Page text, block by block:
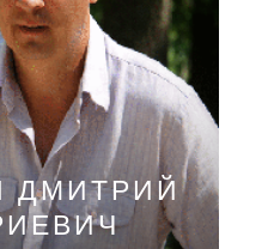
ДМИТРИЙ